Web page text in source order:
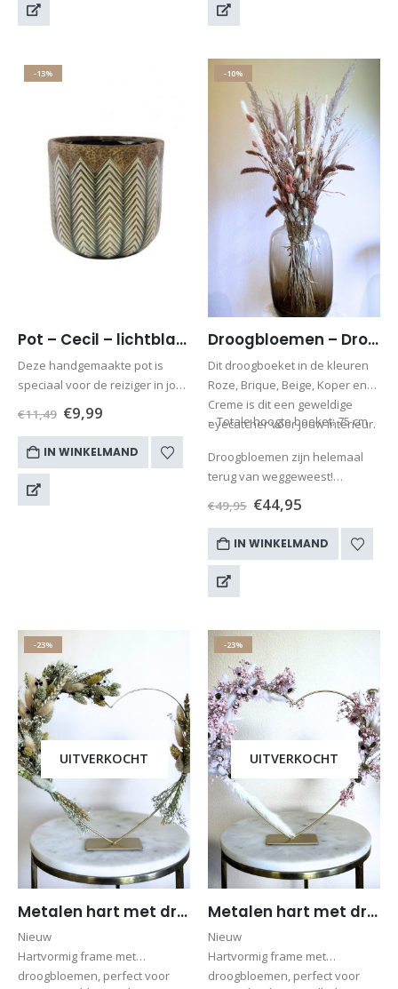
-13%
Pot – Cecil – lichtblauw – D14 H13
Deze handgemaakte pot is
speciaal voor de reiziger in jou
ontworpen, genaamd Cecil.
Omdat we thuis willen
nagenieten van onze
vakanties. Omdat we andere
culturen en sferen in ons
interieur…
€11,49 €9,99
IN WINKELMAND
-10%
Droogbloemen – Droogboeket Roze/brique – Boeket Julia (excl. vaas)
Dit droogboeket in de kleuren
Roze, Brique, Beige, Koper en
Creme is dit een geweldige
eyecatcher voor jouw interieur.
– Totale hoogte boeket: 75 cm
Droogbloemen zijn helemaal
terug van weggeweest!
Misschien…
€49,95 €44,95
IN WINKELMAND
-23%
UITVERKOCHT
Metalen hart met droogbloemen E – Wit – Beige – Groen- Cadeau – Cadeau bruiloft – Valentijnscadeau
Nieuw
Hartvormig frame met
droogbloemen, perfect voor
-23%
UITVERKOCHT
Metalen hart met droogbloemen 12 – Moederdag
Nieuw
Hartvormig frame met
droogbloemen, perfect voor